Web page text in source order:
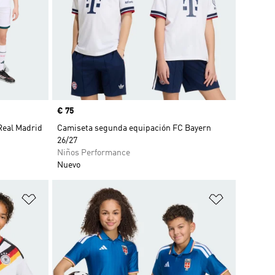
Madrid
Precio
€ 75
Camiseta segunda equipación FC Bayern
26/27
Niños Performance
Nuevo
Añadir a la lista de deseos